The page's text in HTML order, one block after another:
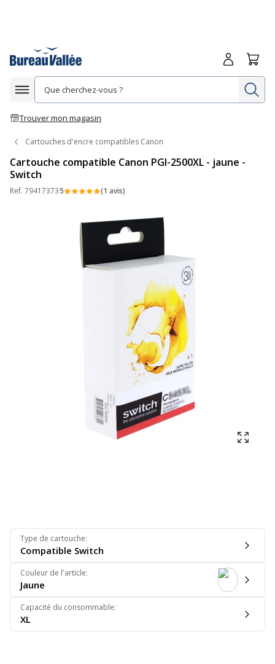
Afficher la navigation
Trouver mon magasin
Me
Cartouches d'encre compatibles Canon
Cartouche compatible Canon PGI-2500XL - jaune -
Switch
Ref. 794173735 (1 avis)
Type de cartouche:
Compatible Switch
Couleur de l'article:
Jaune
Capacité du consommable:
XL